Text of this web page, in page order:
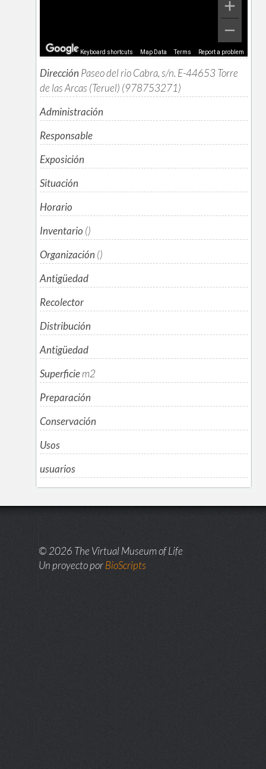
Keyboard shortcuts Map Data Terms Report a problem
Dirección Paseo del rio Cabra, s/n. E-44653 Torre
de las Arcas (Teruel) (978753271)
Administración
Responsable
Exposición
Situación
Horario
Inventario ()
Organización ()
Antigüedad
Recolector
Distribución
Antigüedad
Superficiem2
Preparación
Conservación
Usos
usuarios
© 2026 The Virtual Museum of Life
Un proyecto porBioScripts